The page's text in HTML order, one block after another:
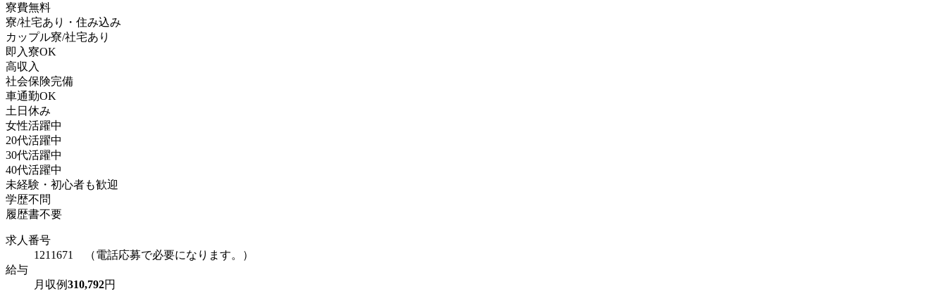
寮費無料
寮/社宅あり・住み込み
カップル寮/社宅あり
即入寮OK
高収入
社会保険完備
車通勤OK
土日休み
女性活躍中
20代活躍中
30代活躍中
40代活躍中
未経験・初心者も歓迎
学歴不問
履歴書不要
求人番号
1211671 （電話応募で必要になります。）
給与
月収例310,792円